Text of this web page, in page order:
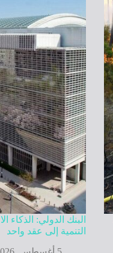
التنمية إلى عقد واحد